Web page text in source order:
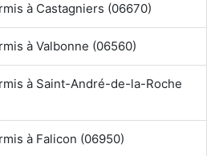
à Castagniers (06670)
à Valbonne (06560)
à Saint-André-de-la-Roche
à Falicon (06950)